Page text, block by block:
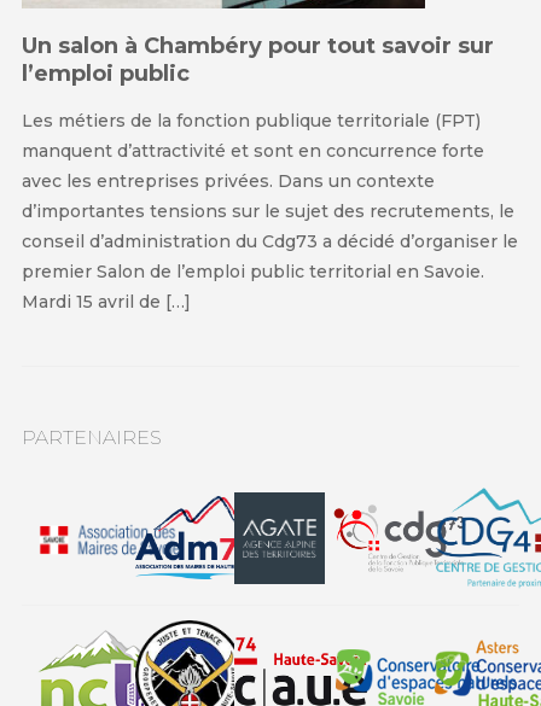
Un salon à Chambéry pour tout savoir sur
l’emploi public
Les métiers de la fonction publique territoriale (FPT)
manquent d’attractivité et sont en concurrence forte
avec les entreprises privées. Dans un contexte
d’importantes tensions sur le sujet des recrutements, le
conseil d’administration du Cdg73 a décidé d’organiser le
premier Salon de l’emploi public territorial en Savoie.
Mardi 15 avril de […]
PARTENAIRES